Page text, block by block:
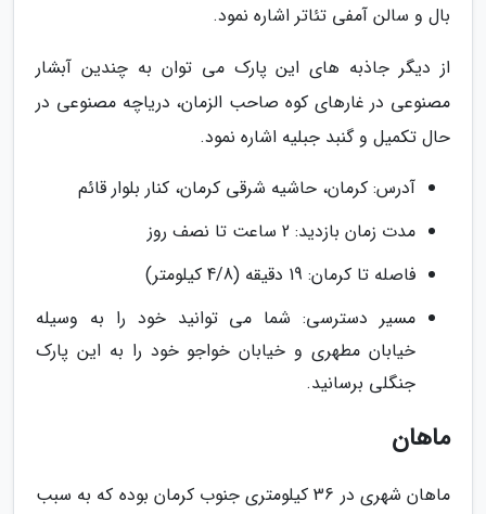
بال و سالن آمفی تئاتر اشاره نمود.
از دیگر جاذبه های این پارک می توان به چندین آبشار
مصنوعی در غارهای کوه صاحب الزمان، دریاچه مصنوعی در
حال تکمیل و گنبد جبلیه اشاره نمود.
آدرس: کرمان، حاشیه شرقی کرمان، کنار بلوار قائم
مدت زمان بازدید: 2 ساعت تا نصف روز
فاصله تا کرمان: 19 دقیقه (4/8 کیلومتر)
مسیر دسترسی: شما می توانید خود را به وسیله
خیابان مطهری و خیابان خواجو خود را به این پارک
جنگلی برسانید.
ماهان
ماهان شهری در 36 کیلومتری جنوب کرمان بوده که به سبب